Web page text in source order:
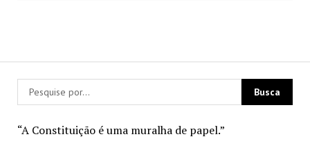
“A Constituição é uma muralha de papel.”